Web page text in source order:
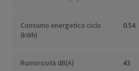
Consumo energetico ciclo
(kWh)
0.54
Rumorosità dB(A) 43